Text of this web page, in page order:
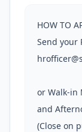
HOW TO
Send your
or Walk-in
and
(Close on